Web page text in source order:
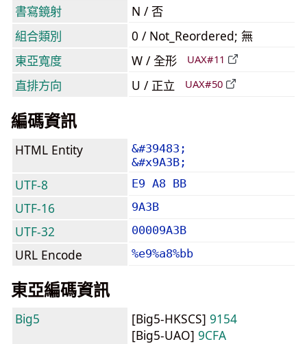
書寫鏡射
N / 否
組合類別
0 / Not_Reordered; 無
東亞寬度
W / 全形 UAX#11
直排方向 U / 正立 UAX#50
編碼資訊
HTML Entity
&#39483;
&#x9A3B;
UTF-8 E9 A8 BB
UTF-16 9A3B
UTF-32 00009A3B
URL Encode %e9%a8%bb
東亞編碼資訊
Big5 [Big5-HKSCS] 9154
[Big5-UAO] 9CFA